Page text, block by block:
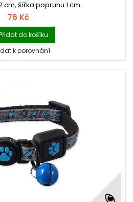
cm, šířka popruhu 1 cm.
76 Kč
do košíku
k porovnání